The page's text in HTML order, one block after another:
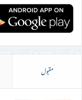
مقبول